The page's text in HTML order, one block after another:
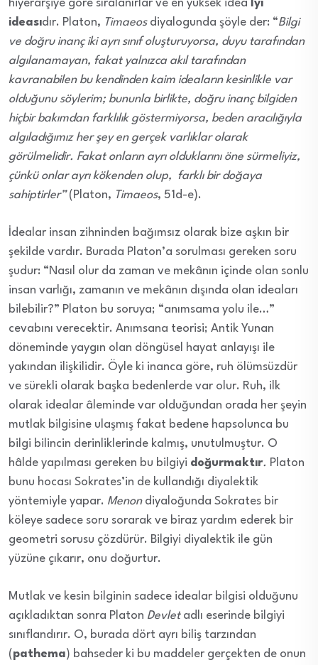
hiyerarşiye göre sıralanırlar ve en yüksek idea İyi
ideasıdır. Platon, Timaeosdiyalogunda şöyle der: “Bilgi
ve doğru inanç iki ayrı sınıf oluşturuyorsa, duyu tarafından
algılanamayan, fakat yalnızca akıl tarafından
kavranabilen bu kendinden kaim ideaların kesinlikle var
olduğunu söylerim; bununla birlikte, doğru inanç bilgiden
hiçbir bakımdan farklılık göstermiyorsa, beden aracılığıyla
algıladığımız her şey en gerçek varlıklar olarak
görülmelidir. Fakat onların ayrı olduklarını öne sürmeliyiz,
çünkü onlar ayrı kökenden olup, farklı bir doğaya
sahiptirler”(Platon, Timaeos, 51d-e).
İdealar insan zihninden bağımsız olarak bize aşkın bir
şekilde vardır. Burada Platon’a sorulması gereken soru
şudur: “Nasıl olur da zaman ve mekânın içinde olan sonlu
insan varlığı, zamanın ve mekânın dışında olan ideaları
bilebilir?” Platon bu soruya; “anımsama yolu ile…”
cevabını verecektir. Anımsana teorisi; Antik Yunan
döneminde yaygın olan döngüsel hayat anlayışı ile
yakından ilişkilidir. Öyle ki inanca göre, ruh ölümsüzdür
ve sürekli olarak başka bedenlerde var olur. Ruh, ilk
olarak idealar âleminde var olduğundan orada her şeyin
mutlak bilgisine ulaşmış fakat bedene hapsolunca bu
bilgi bilincin derinliklerinde kalmış, unutulmuştur. O
hâlde yapılması gereken bu bilgiyi doğurmaktır. Platon
bunu hocası Sokrates’in de kullandığı diyalektik
yöntemiyle yapar. Menondiyaloğunda Sokrates bir
köleye sadece soru sorarak ve biraz yardım ederek bir
geometri sorusu çözdürür. Bilgiyi diyalektik ile gün
yüzüne çıkarır, onu doğurtur.
Mutlak ve kesin bilginin sadece idealar bilgisi olduğunu
açıkladıktan sonra Platon Devletadlı eserinde bilgiyi
sınıflandırır. O, burada dört ayrı biliş tarzından
(pathema) bahseder ki bu maddeler gerçekten de onun